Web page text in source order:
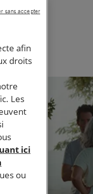
afin
droits
Les
ici
ou
sans accepter